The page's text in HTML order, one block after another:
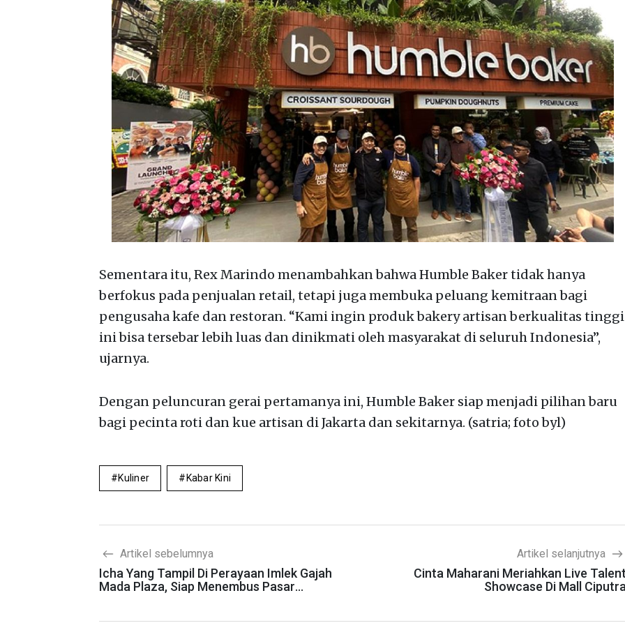
Sementara itu, Rex Marindo menambahkan bahwa Humble Baker tidak hanya
berfokus pada penjualan retail, tetapi juga membuka peluang kemitraan bagi
pengusaha kafe dan restoran. “Kami ingin produk bakery artisan berkualitas tinggi
ini bisa tersebar lebih luas dan dinikmati oleh masyarakat di seluruh Indonesia”,
ujarnya.
Dengan peluncuran gerai pertamanya ini, Humble Baker siap menjadi pilihan baru
bagi pecinta roti dan kue artisan di Jakarta dan sekitarnya. (satria; foto byl)
Kuliner Kabar Kini
Artikel sebelumnya
Icha Yang Tampil Di Perayaan Imlek Gajah
Mada Plaza, Siap Menembus Pasar
Artikel selanjutnya
Cinta Maharani Meriahkan Live
Showcase Di Mall